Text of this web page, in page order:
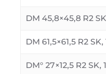
DM 45,8×45,8 R2
DM 61,5×61,5 R2
DM° 27×12,5 R2 SK,